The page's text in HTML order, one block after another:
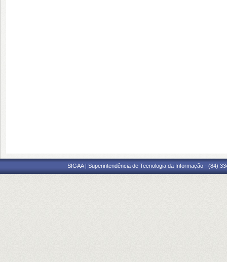
SIGAA | Superintendência de Tecnologia da Informação - (84)